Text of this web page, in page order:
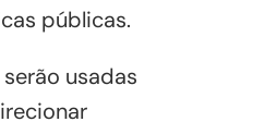
públicas.
usadas